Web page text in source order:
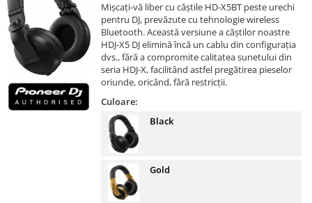
Mișcați-vă liber cu căștile HD-X5BT peste urechi
pentru DJ, prevăzute cu tehnologie wireless
Bluetooth. Această versiune a căștilor noastre
HDJ-X5 DJ elimină încă un cablu din configurația
dvs., fără a compromite calitatea sunetului din
seria HDJ-X, facilitând astfel pregătirea pieselor
oriunde, oricând, fără restricții.
Culoare:
Black
Gold